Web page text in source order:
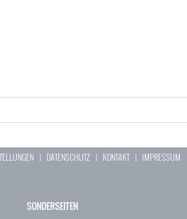
| DATENSCHUTZ | KONTAKT| IMPRESSUM
SONDERSEITEN